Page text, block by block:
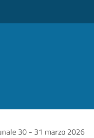
30 - 31 marzo 2026